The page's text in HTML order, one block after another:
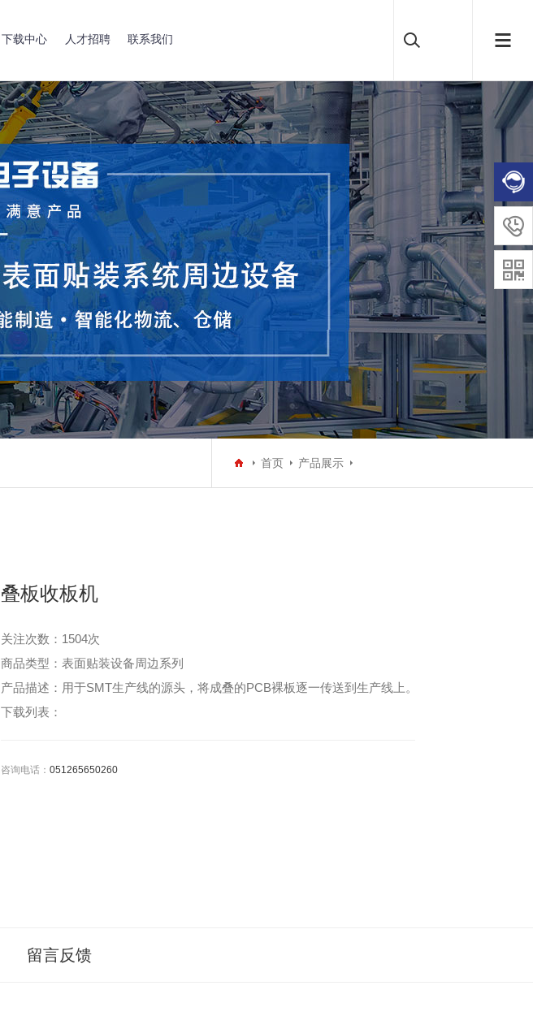
下载中心 人才招聘 联系我们
首页 产品展示
叠板收板机
关注次数： 1504次
商品类型：表面贴装设备周边系列
产品描述：用于SMT生产线的源头，将成叠的PCB裸板逐一传送到生产线上。
下载列表：
咨询电话： 051265650260
留言反馈

